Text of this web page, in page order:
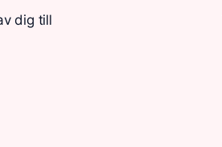
dig till